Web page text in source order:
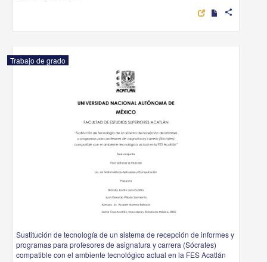
share
Trabajo de grado
Sustitución de tecnología de un sistema de recepción de informes y
programas para profesores de asignatura y carrera (Sócrates)
compatible con el ambiente tecnológico actual en la FES Acatlán